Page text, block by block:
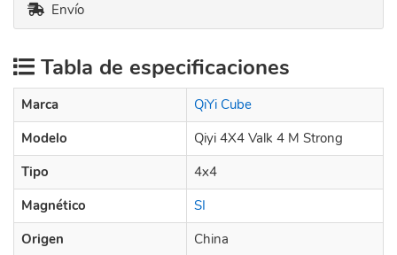
Envío
Tabla de especificaciones
Marca
QiYi Cube
Modelo
Qiyi 4X4 Valk 4 M Strong
Tipo
4x4
Magnético
SI
Origen
China